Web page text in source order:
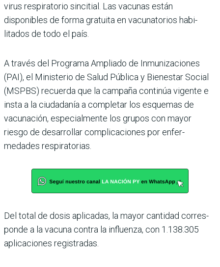
virus respiratorio sincitial. Las vacu­nas están
disponibles de forma gratuita en vacunatorios habi­
litados de todo el país.
A través del Programa Ampliado de Inmunizacio­nes
(PAI), el Ministerio de Salud Pública y Bienestar Social
(MSPBS) recuerda que la campaña continúa vigente e
insta a la ciudadanía a com­pletar los esquemas de
vacuna­ción, especialmente los grupos con mayor
riesgo de desarro­llar complicaciones por enfer­
medades respiratorias.
Del total de dosis aplicadas, la mayor cantidad corres­
ponde a la vacuna contra la influenza, con 1.138.305
apli­caciones registradas.